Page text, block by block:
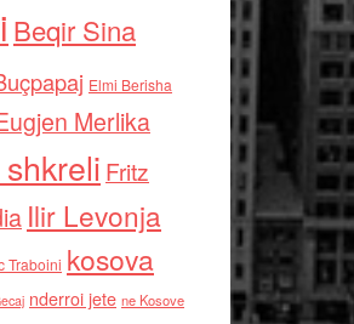
Beqir Sina
Elmi Berisha
Merlika
Fritz
Ilir Levonja
Traboini kosova
nderroi jete ne Kosove